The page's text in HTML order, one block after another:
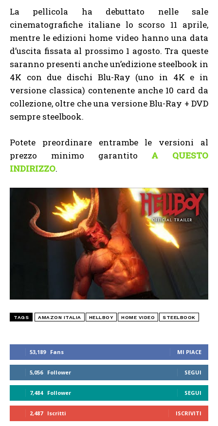
53,189 Fans MI PIACE
5,056 Follower SEGUI
7,484 Follower SEGUI
2,487 Iscritti ISCRIVITI
La pellicola ha debuttato nelle sale
cinematografiche italiane lo scorso 11 aprile,
mentre le edizioni home video hanno una data
d’uscita fissata al prossimo 1 agosto. Tra queste
saranno presenti anche un’edizione steelbook in
4K con due dischi Blu-Ray (uno in 4K e in
versione classica) contenente anche 10 card da
collezione, oltre che una versione Blu-Ray + DVD
sempre steelbook.
Potete preordinare entrambe le versioni al
prezzo minimo garantito A QUESTO
INDIRIZZO.
TAGS AMAZON ITALIA HELLBOY HOME VIDEO STEELBOOK